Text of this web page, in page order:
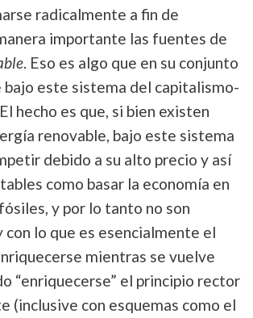
radicalmente a fin de
importante las fuentes de
. Eso es algo que en su conjunto
bajo este sistema del capitalismo-
hecho es que, si bien existen
renovable, bajo este sistema
debido a su alto precio y así
como basar la economía en
y por lo tanto no son
con lo que es esencialmente el
mientras se vuelve
“enriquecerse” el principio rector
(inclusive con esquemas como el